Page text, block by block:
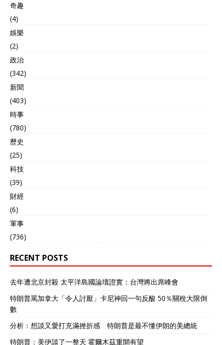
奇趣
(4)
娛樂
(2)
政治
(342)
新聞
(403)
時事
(780)
歷史
(25)
科技
(39)
財經
(6)
軍事
(736)
RECENT POSTS
去年遭北京封殺 太平洋島國論壇證實：台灣將出席峰會
特朗普罵加拿大「令人討厭」卡尼神回一句反酸 50％關稅大限倒
數
分析：想談又愛打充滿挫折感 特朗普是最不懂伊朗的美總統
特朗普：美伊談了一整天 霍爾木茲重開有望